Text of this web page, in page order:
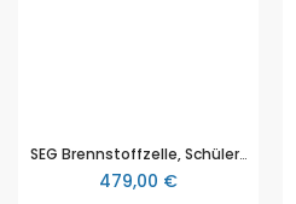
SEG Brennstoffzelle, Schüler-Set Brennstoffzelle: Solar-Wasserstoff-Technologie
479,00 €